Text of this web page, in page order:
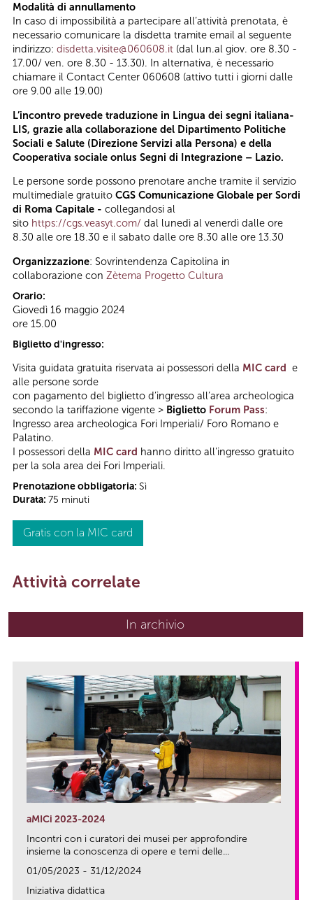
Modalità di annullamento
In caso di impossibilità a partecipare all’attività prenotata, è
necessario comunicare la disdetta tramite email al seguente
indirizzo: disdetta.visite@060608.it (dal lun.al giov. ore 8.30 -
17.00/ ven. ore 8.30 - 13.30). In alternativa, è necessario
chiamare il Contact Center 060608 (attivo tutti i giorni dalle
ore 9.00 alle 19.00)
L’incontro prevede traduzione in Lingua dei segni italiana-
LIS, grazie alla collaborazione del Dipartimento Politiche
Sociali e Salute (Direzione Servizi alla Persona) e della
Cooperativa sociale onlus Segni di Integrazione – Lazio.
Le persone sorde possono prenotare anche tramite il servizio
multimediale gratuito CGS Comunicazione Globale per Sordi
di Roma Capitale - collegandosi al
sito https://cgs.veasyt.com/ dal lunedì al venerdì dalle ore
8.30 alle ore 18.30 e il sabato dalle ore 8.30 alle ore 13.30
Organizzazione: Sovrintendenza Capitolina in
collaborazione con Zètema Progetto Cultura
Orario:
Giovedì 16 maggio 2024
ore 15.00
Biglietto d'ingresso:
Visita guidata gratuita riservata ai possessori della MIC card
e
alle persone sorde
con pagamento del biglietto d’ingresso all’area archeologica
secondo la tariffazione vigente > Biglietto Forum Pass:
Ingresso area archeologica Fori Imperiali/ Foro Romano e
Palatino.
I possessori della MIC card hanno diritto all'ingresso gratuito
per la sola area dei Fori Imperiali.
Prenotazione obbligatoria: Sì
Durata: 75 minuti
Gratis con la MIC card
Attività correlate
In archivio
aMICi 2023-2024
Incontri con i curatori dei musei per approfondire
insieme la conoscenza di opere e temi delle...
01/05/2023 - 31/12/2024
Iniziativa didattica